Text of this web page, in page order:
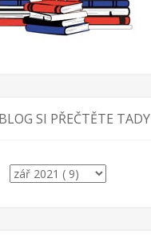
SI PŘEČTĚTE TADY